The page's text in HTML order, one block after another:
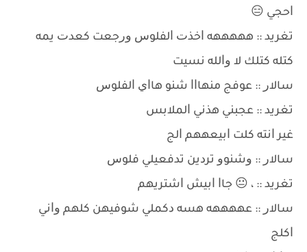
ﺍﺣﺠﻲ 😑
ﺗﻐﺮﻳﺪ :: ﻫﻬﻬﻬﻬﻪ ﺍﺧﺬﺕ ﺍﻟﻔﻠﻮﺱ ﻭﺭﺟﻌﺖ ﻛﻌﺪﺕ ﻳﻤﻪ
ﻛﺘﻠﻪ ﻛﺘﻠﻚ ﻻ ﻭﺍﻟﻠﻪ ﻧﺴﻴﺖ
ﺳﺎﻻﺭ :: ﻋﻮﻓﺞ ﻣﻨﻬﺎﺍﺍ ﺷﻨﻮ ﻫﺎﺍﻱ ﺍﻟﻔﻠﻮﺱ
ﺗﻐﺮﻳﺪ :: ﻋﺠﺒﻨﻲ ﻫﺬﻧﻲ ﺍﻟﻤﻼﺑﺲ
ﻏﻴﺮ ﺍﻧﺘﻪ ﻛﻠﺖ ﺍﺑﻴﻌﻬﻬﻢ ﺍﻟﺞ
ﺳﺎﻻﺭ :: ﻭﺷﻨﻮﻭ ﺗﺮﺩﻳﻦ ﺗﺪﻓﻌﻴﻠﻲ ﻓﻠﻮﺱ
ﺗﻐﺮﻳﺪ :: ، 😐 ﺟﺎﺍ ﺍﺑﻴﺶ ﺍﺷﺘﺮﻳﻬﻢ
ﺳﺎﻻﺭ :: ﻋﻬﻬﻬﻬﻪ ﻫﺴﻪ ﺩﻛﻤﻠﻲ ﺷﻮﻓﻴﻬﻦ ﻛﻠﻬﻢ ﻭﺍﻧﻲ
ﺍﻛﻠﺞ